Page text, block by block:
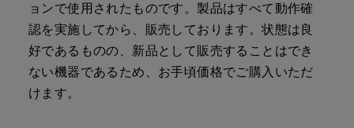
ョンで使用されたものです。製品はすべて動作確
認を実施してから、販売しております。状態は良
好であるものの、新品として販売することはでき
ない機器であるため、お手頃価格でご購入いただ
けます。